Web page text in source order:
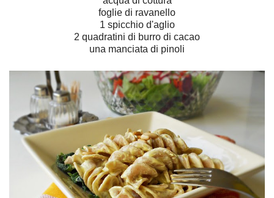
foglie di ravanello
1 spicchio d'aglio
2 quadratini di burro di cacao
una manciata di pinoli